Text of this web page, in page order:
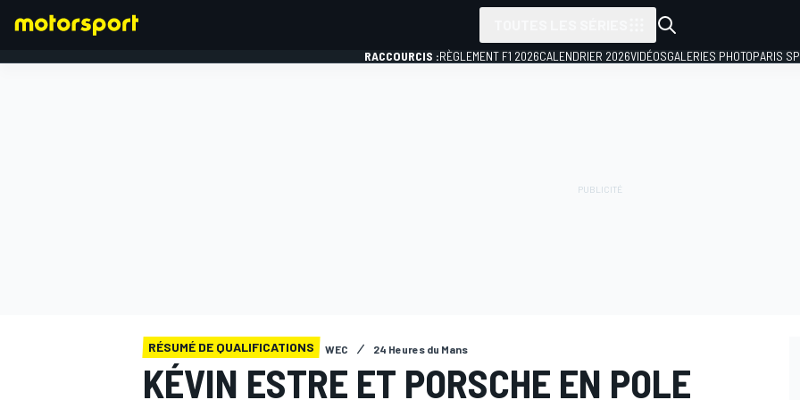
RACCOURCIS :RÈGLEMENT F1 2026CALENDRIER 2026VIDÉOSGALERIES PHOTOPARIS
RÉSUMÉ DE QUALIFICATIONS WEC 24 Heures du Mans
KÉVIN ESTRE ET PORSCHE EN POLE